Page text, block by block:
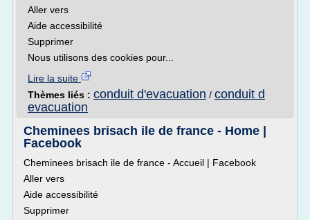
Aller vers
Aide accessibilité
Supprimer
Nous utilisons des cookies pour...
Lire la suite
Thèmes liés : conduit d'evacuation / conduit d
evacuation
Cheminees brisach ile de france - Home |
Facebook
Cheminees brisach ile de france - Accueil | Facebook
Aller vers
Aide accessibilité
Supprimer